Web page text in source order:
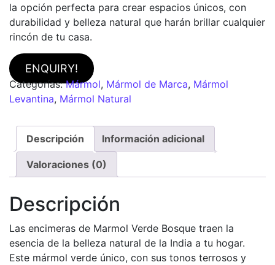
la opción perfecta para crear espacios únicos, con
durabilidad y belleza natural que harán brillar cualquier
rincón de tu casa.
ENQUIRY!
Categorías:Mármol, Mármol de Marca, Mármol
Levantina, Mármol Natural
Descripción Información adicional
Valoraciones (0)
Descripción
Las encimeras de Marmol Verde Bosque traen la
esencia de la belleza natural de la India a tu hogar.
Este mármol verde único, con sus tonos terrosos y